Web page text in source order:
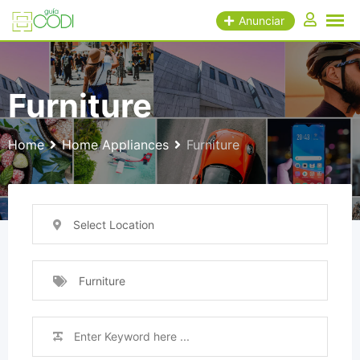
Skip
Anunciar
Furniture
Home Home Appliances Furniture
Select Location
Furniture